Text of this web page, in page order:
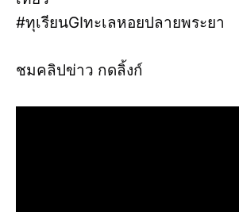
#ทุเรียนGIทะเลหอยปลายพระยา
ชมคลิปข่าว กดลิ้งก์